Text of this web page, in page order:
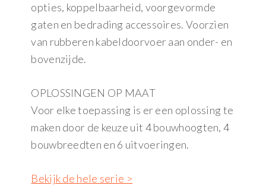
opties, koppelbaarheid, voorgevormde
gaten en bedrading accessoires. Voorzien
van rubberen kabeldoorvoer aan onder- en
bovenzijde.
OPLOSSINGEN OP MAAT
Voor elke toepassing is er een oplossing te
maken door de keuze uit 4 bouwhoogten, 4
bouwbreedten en 6 uitvoeringen.
Bekijk de hele serie >